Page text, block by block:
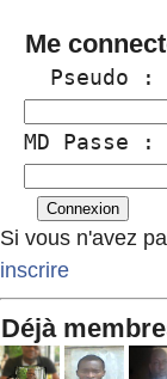
Me
  Pseudo :
MD Passe :
Si vous n'avez
inscrire
Déjà